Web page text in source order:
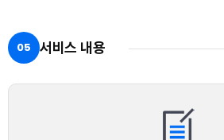
05 서비스 내용